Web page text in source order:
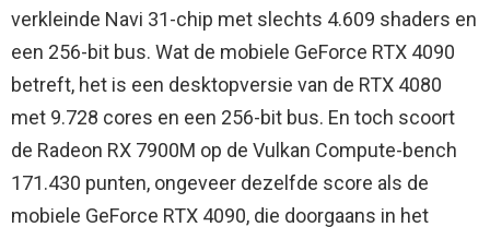
verkleinde Navi 31-chip met slechts 4.609 shaders en
een 256-bit bus. Wat de mobiele GeForce RTX 4090
betreft, het is een desktopversie van de RTX 4080
met 9.728 cores en een 256-bit bus. En toch scoort
de Radeon RX 7900M op de Vulkan Compute-bench
171.430 punten, ongeveer dezelfde score als de
mobiele GeForce RTX 4090, die doorgaans in het